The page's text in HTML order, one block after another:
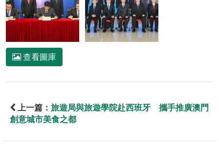
查看圖庫
上一篇： 旅遊局與旅遊學院赴西班牙 攜手推廣澳門
創意城市美食之都